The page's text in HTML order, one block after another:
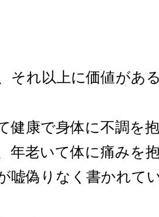
それ以上に価値があ
健康で身体に不調を
年老いて体に痛みを
嘘偽りなく書かれて